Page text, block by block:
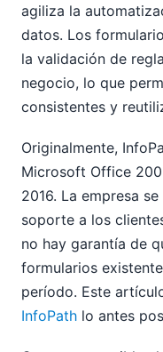
agiliza la
datos. Los
la validación de
negocio, lo que
consistentes y
Originalmente,
Microsoft Office
2016. La empresa
soporte a los
no hay garantía de
formularios
período. Este
InfoPath lo antes